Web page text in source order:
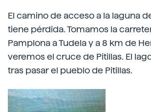
El camino de acceso a la laguna
tiene pérdida. Tomamos la
Pamplona a Tudela y a 8 km de
veremos el cruce de Pitillas. El
tras pasar el pueblo de Pitillas.